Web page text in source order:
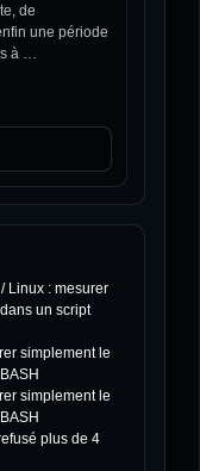
de
une période
à …
Linux : mesurer
un script
simplement le
simplement le
plus de 4